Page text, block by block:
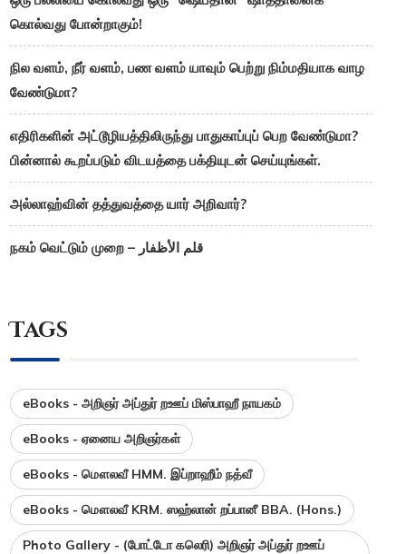
கொல்வது போன்றாகும்!
நில வளம், நீர் வளம், பண வளம் யாவும் பெற்று நிம்மதியாக வாழ
வேண்டுமா?
எதிரிகளின் அட்டூழியத்திலிருந்து பாதுகாப்புப் பெற வேண்டுமா?
பின்னால் கூறப்படும் விடயத்தை பக்தியுடன் செய்யுங்கள்.
அல்லாஹ்வின் தத்துவத்தை யார் அறிவார்?
நகம் வெட்டும் முறை – قلم الأظفار
Tags
eBooks - அறிஞர் அப்துர் றஊப் மிஸ்பாஹீ நாயகம்
eBooks - ஏனைய அறிஞர்கள்
eBooks - மௌலவீ HMM. இப்றாஹீம் நத்வீ
eBooks - மௌலவீ KRM. ஸஹ்லான் றப்பானீ BBA. (Hons.)
Photo Gallery - (போட்டோ கலெரி) அறிஞர் அப்துர் றஊப்